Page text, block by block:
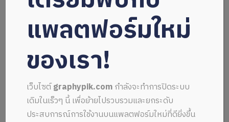
แพลตฟอร์มใหม่
ของเรา!
เว็บไซต์graphypik.comกำลังจะทำการปิดระบบ
เดิมในเร็วๆ นี้ เพื่อย้ายไปรวบรวมและยกระดับ
ประสบการณ์การใช้งานบนแพลตฟอร์มใหม่ที่ดียิ่งขึ้น